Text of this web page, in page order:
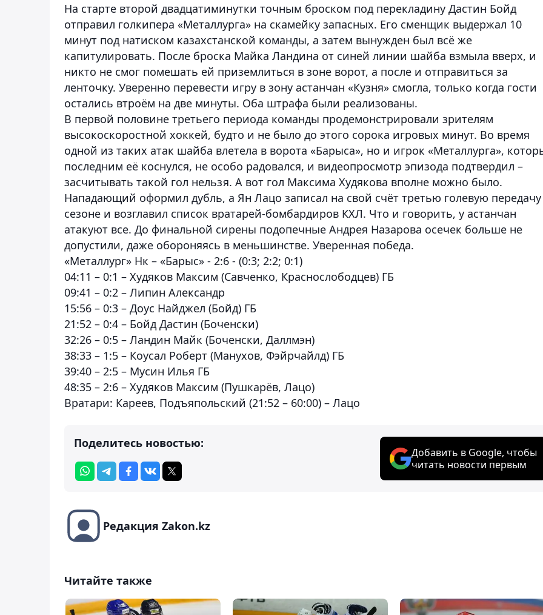
На старте второй двадцатиминутки точным броском под перекладину Дастин Бойд
отправил голкипера «Металлурга» на скамейку запасных. Его сменщик выдержал 10
минут под натиском казахстанской команды, а затем вынужден был всё же
капитулировать. После броска Майка Ландина от синей линии шайба взмыла вверх, и
никто не смог помешать ей приземлиться в зоне ворот, а после и отправиться за
ленточку. Уверенно перевести игру в зону астанчан «Кузня» смогла, только когда гости
остались втроём на две минуты. Оба штрафа были реализованы.
В первой половине третьего периода команды продемонстрировали зрителям
высокоскоростной хоккей, будто и не было до этого сорока игровых минут. Во время
одной из таких атак шайба влетела в ворота «Барыса», но и игрок «Металлурга»,
последним её коснулся, не особо радовался, и видеопросмотр эпизода подтвердил –
засчитывать такой гол нельзя. А вот гол Максима Худякова вполне можно было.
Нападающий оформил дубль, а Ян Лацо записал на свой счёт третью голевую
сезоне и возглавил список вратарей-бомбардиров КХЛ. Что и говорить, у астанчан
атакуют все. До финальной сирены подопечные Андрея Назарова осечек больше не
допустили, даже обороняясь в меньшинстве. Уверенная победа.
«Металлург» Нк – «Барыс» - 2:6 - (0:3; 2:2; 0:1)
04:11 – 0:1 – Худяков Максим (Савченко, Краснослободцев) ГБ
09:41 – 0:2 – Липин Александр
15:56 – 0:3 – Доус Найджел (Бойд) ГБ
21:52 – 0:4 – Бойд Дастин (Боченски)
32:26 – 0:5 – Ландин Майк (Боченски, Даллмэн)
38:33 – 1:5 – Коусал Роберт (Манухов, Фэйрчайлд) ГБ
39:40 – 2:5 – Мусин Илья ГБ
48:35 – 2:6 – Худяков Максим (Пушкарёв, Лацо)
Вратари: Кареев, Подъяпольский (21:52 – 60:00) – Лацо
Поделитесь новостью:
Добавить в Google, чтобы
читать новости первым
Редакция Zakon.kz
Читайте также